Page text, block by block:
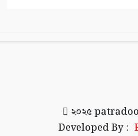
২০২৫
Developed By :